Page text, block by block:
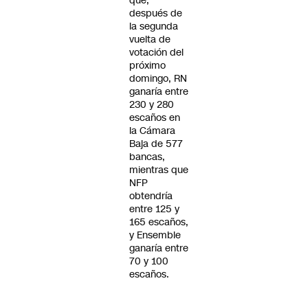
después de
la segunda
vuelta de
votación del
próximo
domingo, RN
ganaría entre
230 y 280
escaños en
la Cámara
Baja de 577
bancas,
mientras que
NFP
obtendría
entre 125 y
165 escaños,
y Ensemble
ganaría entre
70 y 100
escaños.